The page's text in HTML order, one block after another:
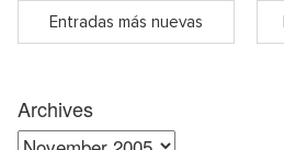
Entradas más nuevas
Archives
Archives